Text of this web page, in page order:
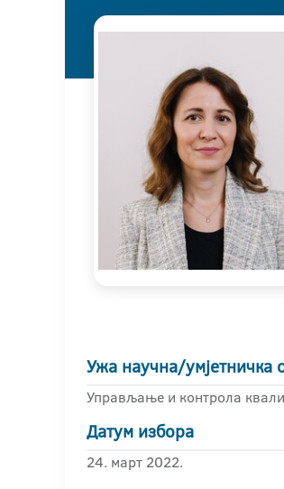
Ужа научна/умјетничка
Управљање и контрола
Датум избора
24. март 2022.